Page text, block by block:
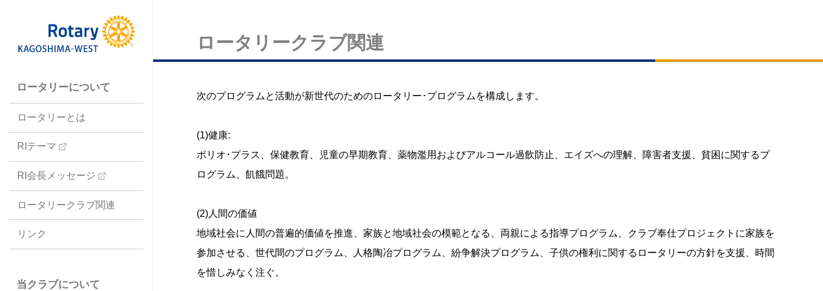
ロータリーについて
ロータリーとは
RIテーマ
RI会長メッセージ
ロータリークラブ関連
リンク
当クラブについて
ロータリークラブ関連
次のプログラムと活動が新世代のためのロータリー･プログラムを構成します。
(1)健康:
ポリオ･プラス、保健教育、児童の早期教育、薬物濫用およびアルコール過飲防止、エイズへの理解、障害者支援、貧困に関するプ
ログラム、飢餓問題。
(2)人間の価値
地域社会に人間の普遍的価値を推進、家族と地域社会の模範となる、両親による指導プログラム、クラブ奉仕プロジェクトに家族を
参加させる、世代間のプログラム、人格陶冶プログラム、紛争解決プログラム、子供の権利に関するロータリーの方針を支援、時間
を惜しみなく注ぐ。